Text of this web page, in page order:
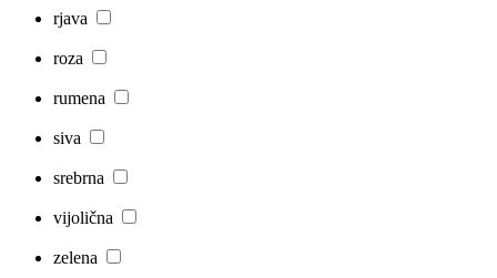
rjava
roza
rumena
siva
srebrna
vijolična
zelena